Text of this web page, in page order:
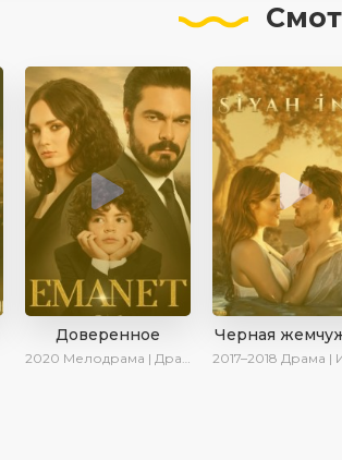
Доверенное
2020 Мелодрама | Драма | BeniAffet
Черная
2017–2018 Драма | Ирина